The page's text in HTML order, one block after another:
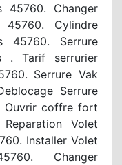
45760. Changer
Cylindre
45760. Serrure
. Tarif serrurier
Serrure Vak
Serrure
coffre fort
Volet
Installer Volet
Changer